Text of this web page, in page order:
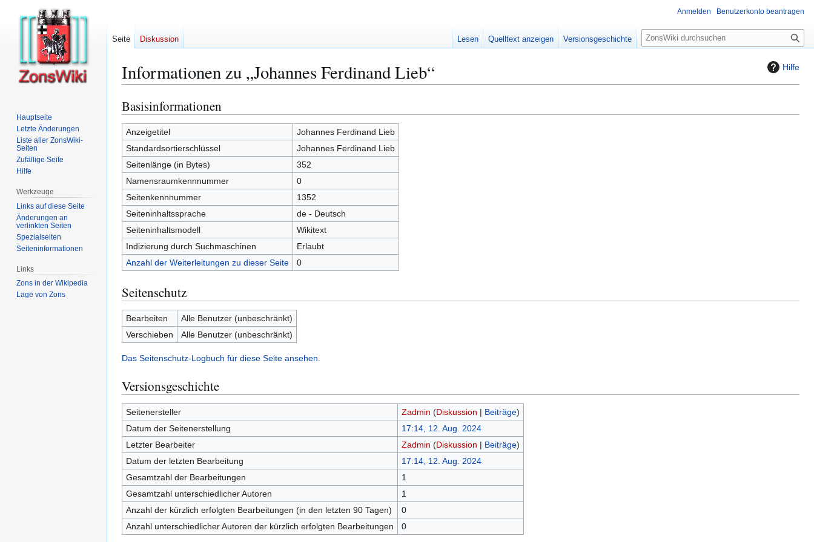
Hilfe
Informationen zu „Johannes Ferdinand Lieb“
Zur
Navigation
springen
Zur
Suche
springen
Basisinformationen
Anzeigetitel
Johannes Ferdinand Lieb
Standardsortierschlüssel
Johannes Ferdinand Lieb
Seitenlänge (in Bytes)
352
Namensraumkennnummer
0
Seitenkennnummer
1352
Seiteninhaltssprache
de - Deutsch
Seiteninhaltsmodell
Wikitext
Indizierung durch Suchmaschinen
Erlaubt
Anzahl der Weiterleitungen zu dieser Seite
0
Seitenschutz
Bearbeiten
Alle Benutzer (unbeschränkt)
Verschieben
Alle Benutzer (unbeschränkt)
Das Seitenschutz-Logbuch für diese Seite ansehen.
Versionsgeschichte
Seitenersteller Zadmin (Diskussion | Beiträge)
Datum der Seitenerstellung
17:14, 12. Aug. 2024
Letzter Bearbeiter
Zadmin (Diskussion | Beiträge)
Datum der letzten Bearbeitung
17:14, 12. Aug. 2024
Gesamtzahl der Bearbeitungen
1
Gesamtzahl unterschiedlicher Autoren
1
Anzahl der kürzlich erfolgten Bearbeitungen (in den letzten 90 Tagen)
0
Anzahl unterschiedlicher Autoren der kürzlich erfolgten Bearbeitungen
0
Anmelden Benutzerkonto beantragen
Seite Diskussion Lesen Quelltext anzeigen Versionsgeschichte
S
u
e
Hauptseite
Letzte Änderungen
Liste aller ZonsWiki-
Seiten
Zufällige Seite
Hilfe
Werkzeuge
Links auf diese Seite
Änderungen an
verlinkten Seiten
Spezialseiten
Seiten­­informationen
Links
Zons in der Wikipedia
Lage von Zons